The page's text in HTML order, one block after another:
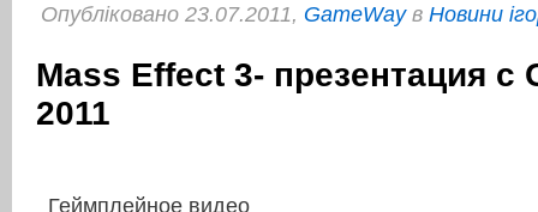
Опубліковано 23.07.2011, GameWayв Новини
Mass Effect 3- презентация с
2011
Геймплейное видео